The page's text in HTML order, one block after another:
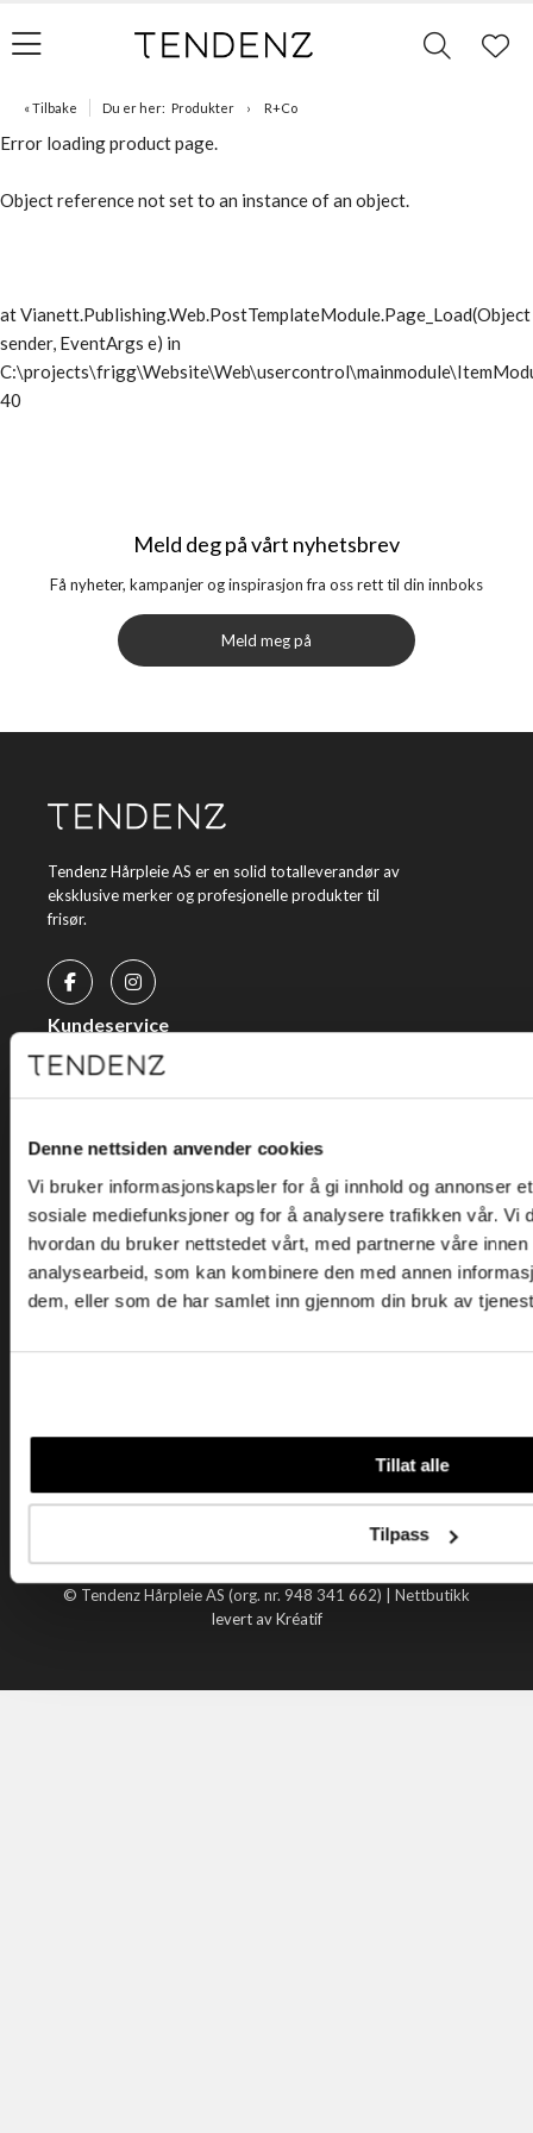
Denne nettsiden anvender cookies
Vi bruker informasjonskapsler for å gi innhold og annonser
sosiale mediefunksjoner og for å analysere trafikken vår. Vi
hvordan du bruker nettstedet vårt, med partnerne våre
analysearbeid, som kan kombinere den med annen
dem, eller som de har samlet inn gjennom din bruk av
Tillat alle
Tilpass
« Tilbake Du er her: Produkter R+Co
Error loading product page.
Object reference not set to an instance of an object.
at Vianett.Publishing.Web.PostTemplateModule.Page_Load(Object
sender, EventArgs e) in
40
Meld deg på vårt nyhetsbrev
Få nyheter, kampanjer og inspirasjon fra oss rett til din innboks
Meld meg på
Tendenz Hårpleie AS er en solid totalleverandør av
eksklusive merker og profesjonelle produkter til
frisør.
Kundeservice
Kjøpsvilkår
Personvern
Holtegata 26, 0355 Oslo
Telefon: +47 22 92 50 00
E-post: kundeservice@tendenz.net
Nyttige lenker
Datablad
Om oss
Handle hos oss
© Tendenz Hårpleie AS (org. nr. 948 341 662) | Nettbutikk
levert av Kréatif